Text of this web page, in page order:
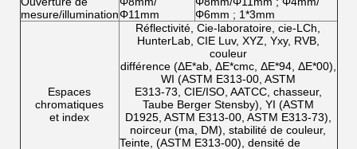
mesure/illuminationΦ11mm
Φ6mm ; 1*3mm
Espaces
chromatiques
et index
Réflectivité, Cie-laboratoire, cie-LCh,
HunterLab, CIE Luv, XYZ, Yxy, RVB,
couleur
différence (ΔE*ab, ΔE*cmc, ΔE*94, ΔE*00),
WI (ASTM E313-00, ASTM
E313-73, CIE/ISO, AATCC, chasseur,
Taube Berger Stensby), YI (ASTM
D1925, ASTM E313-00, ASTM E313-73),
noirceur (ma, DM), stabilité de couleur,
Teinte, (ASTM E313-00), densité de